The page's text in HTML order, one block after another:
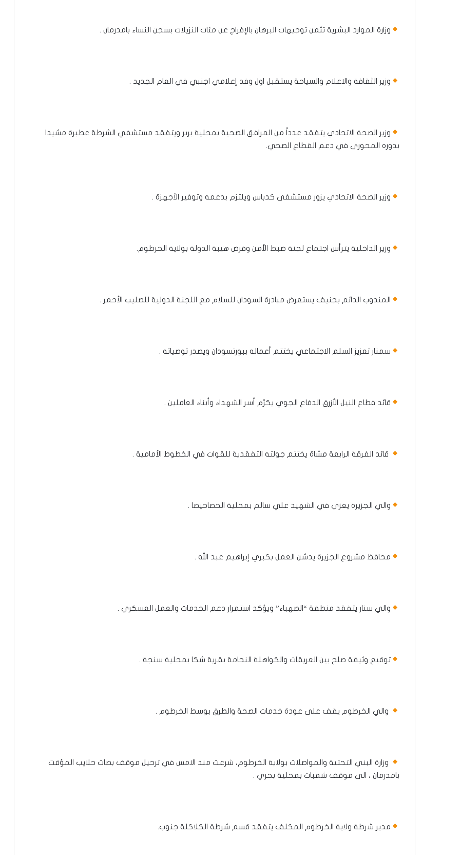
وزارة الموارد البشرية تثمن توجيهات البرهان بالإفراج عن مئات النزيلات بسجن النساء بامدرمان .
وزير الثقافة والاعلام والسياحة يستقبل اول وفد إعلامي اجنبي في العام الجديد .
وزير الصحة الاتحادي يتفقد عدداً من المرافق الصحية بمحلية بربر ويتفقد مستشفي الشرطة عطبرة مشيدا
بدوره المحورى في دعم القطاع الصحي.
وزير الصحة الاتحادي يزور مستشفى كدباس ويلتزم بدعمه وتوفير الأجهزة .
وزير الداخلية يترأس اجتماع لجنة ضبط الأمن وفرض هيبة الدولة بولاية الخرطوم.
المندوب الدائم بجنيف يستعرض مبادرة السودان للسلام مع اللجنة الدولية للصليب الأحمر .
سمنار تعزيز السلم الاجتماعي يختتم أعماله ببورتسودان ويصدر توصياته .
قائد قطاع النيل الأزرق الدفاع الجوي يكرّم أسر الشهداء وأبناء العاملين .
قائد الفرقة الرابعة مشاة يختتم جولته التفقدية للقوات في الخطوط الأمامية .
والي الجزيرة يعزي في الشهيد علي سالم بمحلية الحصاحيصا .
محافظ مشروع الجزيرة يدشن العمل بكبري إبراهيم عبد الله .
والي سنار يتفقد منطقة “الصهباء” ويؤكد استمرار دعم الخدمات والعمل العسكري .
توقيع وثيقة صلح بين العريقات والكواهلة النجامة بقرية شكا بمحلية سنجة .
والي الخرطوم يقف على عودة خدمات الصحة والطرق بوسط الخرطوم .
وزارة البني التحتية والمواصلات بولاية الخرطوم، شرعت منذ الامس في ترحيل موقف بصات حلايب المؤقت
بامدرمان ، الى موقف شمبات بمحلية بحري .
مدير شرطة ولاية الخرطوم المكلف يتفقد قسم شرطة الكلاكلة جنوب.